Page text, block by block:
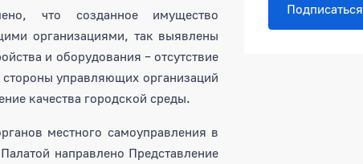
что созданное имущество
организациями, так выявлены
и оборудования – отсутствие
управляющих организаций
качества городской среды.
местного самоуправления в
направлено Представление
Подписаться